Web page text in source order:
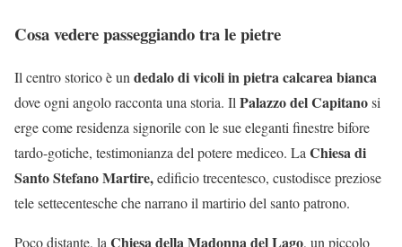
Cosa vedere passeggiando tra le pietre
Il centro storico è undedalo di vicoli in pietra calcarea bianca
dove ogni angolo racconta una storia. IlPalazzo del Capitanosi
erge come residenza signorile con le sue eleganti finestre bifore
tardo-gotiche, testimonianza del potere mediceo. LaChiesa di
Santo Stefano Martire,edificio trecentesco, custodisce preziose
tele settecentesche che narrano il martirio del santo patrono.
Poco distante, laChiesa della Madonna del Lago, un piccolo